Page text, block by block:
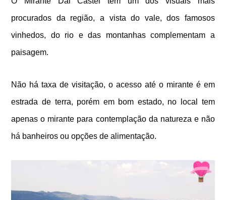
procurados da região, a vista do vale, dos famosos
vinhedos, do rio e das montanhas complementam a
paisagem.
Não há taxa de visitação, o acesso até o mirante é em
estrada de terra, porém em bom estado, no local tem
apenas o mirante para contemplação da natureza e não
há banheiros ou opções de alimentação.